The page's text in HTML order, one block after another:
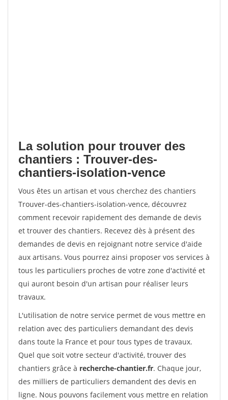
La solution pour trouver des
chantiers : Trouver-des-
chantiers-isolation-vence
Vous êtes un artisan et vous cherchez des chantiers
Trouver-des-chantiers-isolation-vence, découvrez
comment recevoir rapidement des demande de devis
et trouver des chantiers. Recevez dès à présent des
demandes de devis en rejoignant notre service d'aide
aux artisans. Vous pourrez ainsi proposer vos services à
tous les particuliers proches de votre zone d'activité et
qui auront besoin d'un artisan pour réaliser leurs
travaux.
L'utilisation de notre service permet de vous mettre en
relation avec des particuliers demandant des devis
dans toute la France et pour tous types de travaux.
Quel que soit votre secteur d'activité, trouver des
chantiers grâce à recherche-chantier.fr. Chaque jour,
des milliers de particuliers demandent des devis en
ligne. Nous pouvons facilement vous mettre en relation